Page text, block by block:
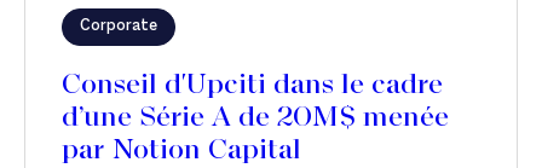
Corporate
Conseil d'Upciti dans le cadre
d’une Série A de 20M$ menée
par Notion Capital